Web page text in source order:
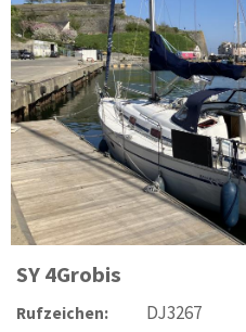
SY4Grobis
Rufzeichen: DJ3267